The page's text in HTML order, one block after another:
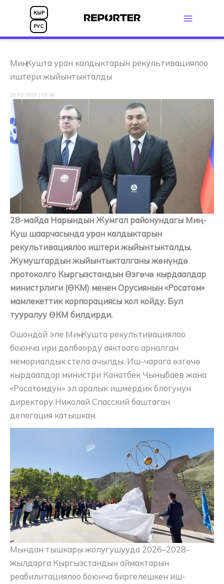
КЫР
РУС
Миң-Кушта уран калдыктарын рекультивациялоо
иштери жыйынтыкталды
29.05.2026 | 09:48
28-майда Нарындын Жумгал районундагы Миң-
Куш шаарчасында уран калдыктарын
рекультивациялоо иштери жыйынтыкталды.
Жумуштардын жыйынтыкталганы жөнүндө
протоколго Кыргызстандын Өзгөчө кырдаалдар
министрлиги (ӨКМ) менен Орусиянын «Росатом»
мамлекеттик корпорациясы кол койду. Бул
тууралуу ӨКМ билдирди.
Ошондой эле Миң-Кушта рекультивациялоо
боюнча ири долбоорду аяктоого арналган
мемориалдык стела ачылды. Иш-чарага өзгөчө
кырдаалдар министри Канатбек Чыныбаев жана
«Росатомдун» эл аралык ишмердик блогунун
директору Николай Спасский баштаган
делегация катышкан.
Мындан тышкары жолугушууда 2026–2028-
жылдарга Кыргызстандын аймактарын
реабилитациялоо боюнча биргелешкен иш-